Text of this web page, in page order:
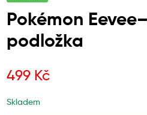
Pokémon
podložka
499 Kč
Skladem